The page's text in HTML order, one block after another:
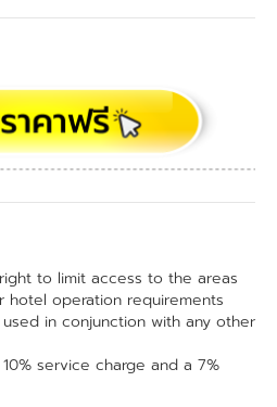
to limit access to the areas
operation requirements
in conjunction with any other
service charge and a 7%